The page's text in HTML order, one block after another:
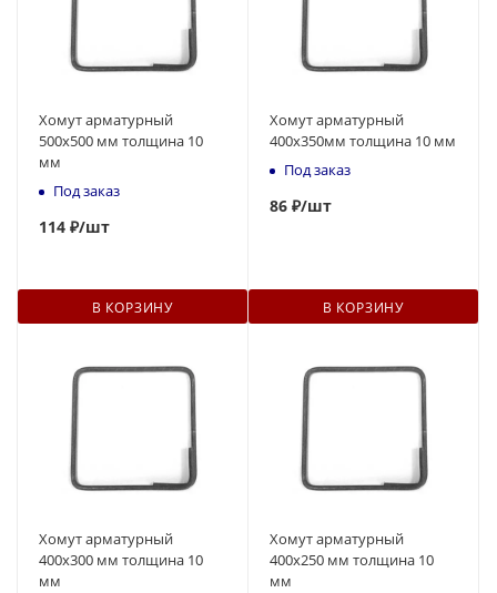
Хомут арматурный
500х500 мм толщина 10
мм
Под заказ
114 ₽/шт
В КОРЗИНУ
Хомут арматурный
400х350мм толщина 10 мм
Под заказ
86 ₽/шт
В КОРЗИНУ
Хомут арматурный
400х300 мм толщина 10
мм
Хомут арматурный
400х250 мм толщина 10
мм